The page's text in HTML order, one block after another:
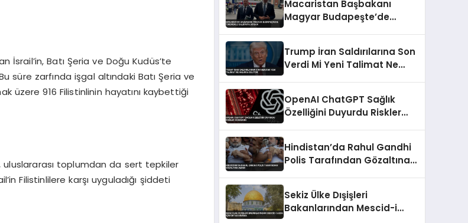
İsrail’in, Batı Şeria ve Doğu Kudüs’te
süre zarfında işgal altındaki Batı Şeria ve
üzere 916 Filistinlinin hayatını kaybettiği
uluslararası toplumdan da sert tepkiler
Filistinlilere karşı uyguladığı şiddeti
Macaristan Başbakanı
Magyar Budapeşte’de
Trump İran Saldırılarına Son
Verdi Mİ Yeni Talimat Ne
OpenAI ChatGPT Sağlık
Özelliğini Duyurdu Riskler
Hindistan’da Rahul Gandhi
Polis Tarafından Gözaltına
Sekiz Ülke Dışişleri
Bakanlarından Mescid-i